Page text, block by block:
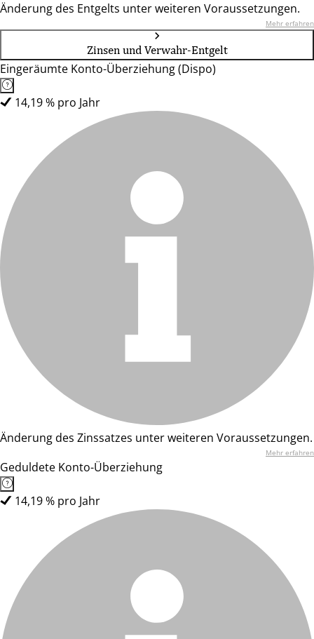
Änderung des Entgelts unter weiteren Voraussetzungen.
Mehr erfahren
Zinsen und Verwahr-Entgelt
Eingeräumte Konto-Überziehung (Dispo)
14,19 % pro Jahr
Änderung des Zinssatzes unter weiteren Voraussetzungen.
Mehr erfahren
Geduldete Konto-Überziehung
14,19 % pro Jahr